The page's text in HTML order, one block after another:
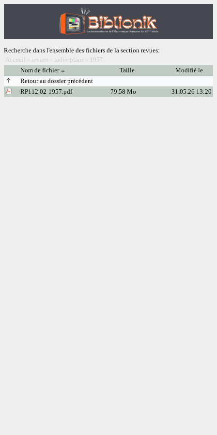
Recherche dans l'ensemble des fichiers de la section revues:
Accueil
> revues > radio-plans >
1957
Nom de fichier
Taille
Modifié le
Retour au dossier précédent
RP112 02-1957.pdf
79.58 Mo 31.05.26 13:20